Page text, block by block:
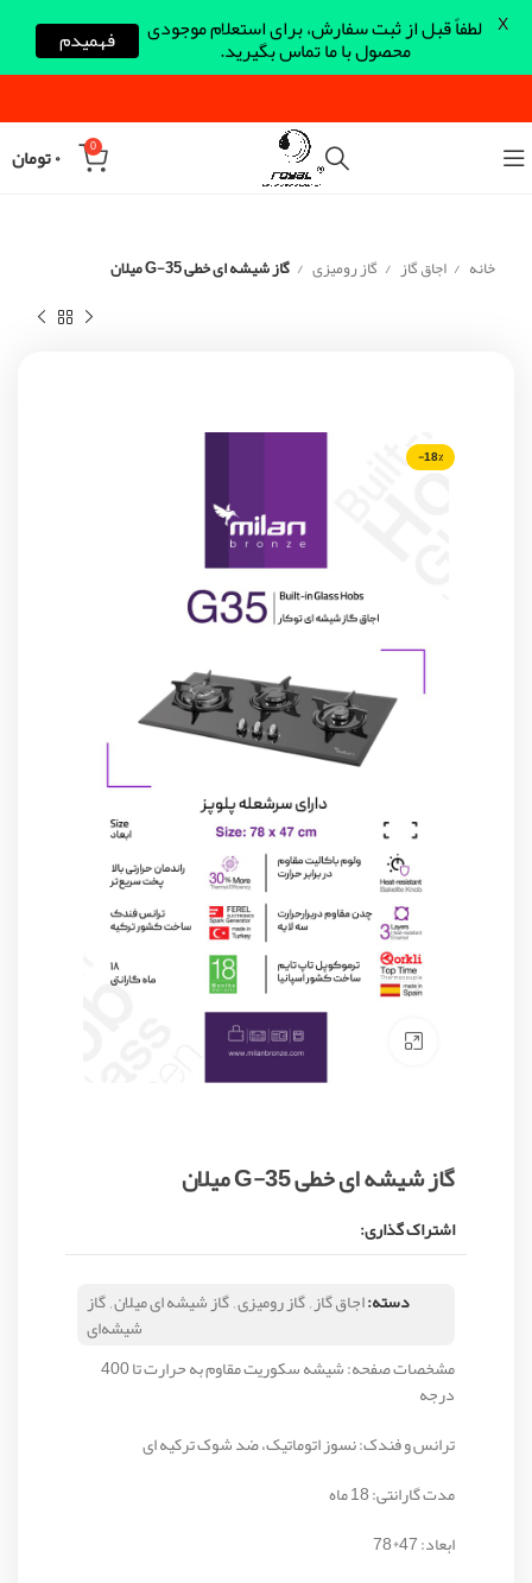
0 ۰تومان
خانه اجاق گاز گاز رومیزی گاز شیشه ای خطی G-35 میلان
-18%
Click to enlarge
گاز شیشه ای خطی G-35 میلان
اشتراک گذاری:
دسته:اجاق گاز,گاز رومیزی,گاز شیشه ای میلان,گاز
شیشه‌ای
مشخصات صفحه: شیشه سکوریت مقاوم به حرارت تا 400
درجه
ترانس و فندک: نسوز اتوماتیک، ضد شوک ترکیه ای
مدت گارانتی: 18 ماه
ابعاد: 47*78
لطفاً قبل از ثبت سفارش، برای استعلام موجودی
محصول با ما تماس بگیرید. فهمیدم X